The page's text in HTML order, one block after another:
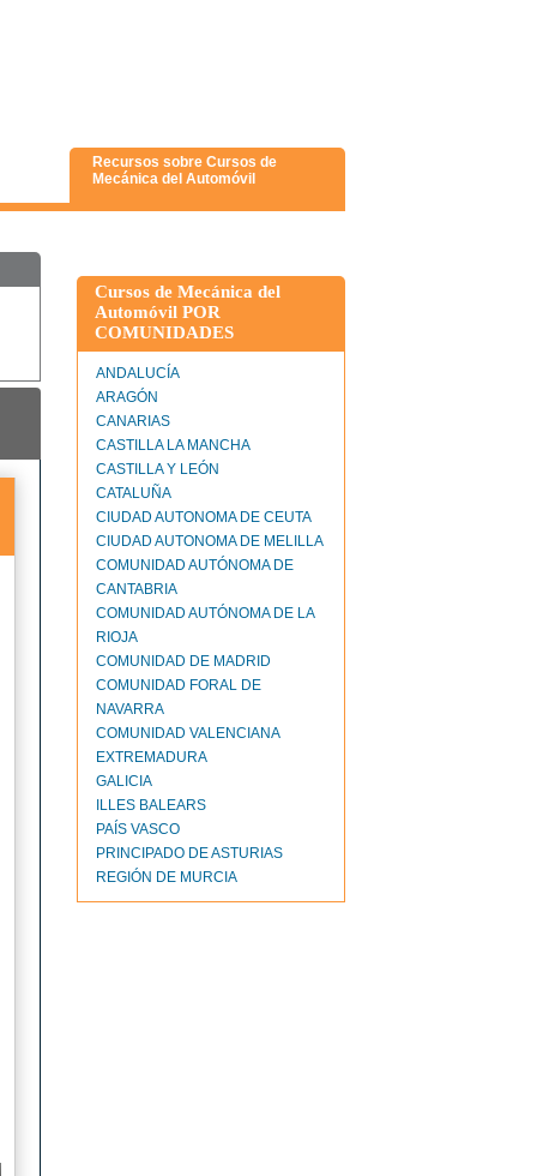
Recursos sobre Cursos de
Mecánica del Automóvil
Cursos de Mecánica del
Automóvil POR
COMUNIDADES
ANDALUCÍA
ARAGÓN
CANARIAS
CASTILLA LA MANCHA
CASTILLA Y LEÓN
CATALUÑA
CIUDAD AUTONOMA DE CEUTA
CIUDAD AUTONOMA DE MELILLA
COMUNIDAD AUTÓNOMA DE
CANTABRIA
COMUNIDAD AUTÓNOMA DE LA
RIOJA
COMUNIDAD DE MADRID
COMUNIDAD FORAL DE
NAVARRA
COMUNIDAD VALENCIANA
EXTREMADURA
GALICIA
ILLES BALEARS
PAÍS VASCO
PRINCIPADO DE ASTURIAS
REGIÓN DE MURCIA